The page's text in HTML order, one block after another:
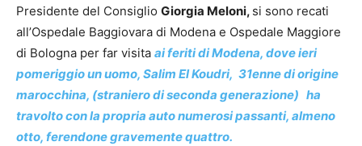
Presidente del Consiglio Giorgia Meloni, si sono recati
all’Ospedale Baggiovara di Modena e Ospedale Maggiore
di Bologna per far visita ai feriti di Modena, dove ieri
pomeriggio un uomo, Salim El Koudri, 31enne di origine
marocchina, (straniero di seconda generazione) ha
travolto con la propria auto numerosi passanti, almeno
otto, ferendone gravemente quattro.